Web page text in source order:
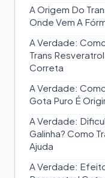
A Origem Do
Onde Vem A
A Verdade:
Trans
Correta
A Verdade:
Gota Puro É
A Verdade:
Galinha? Como
Ajuda
A Verdade: